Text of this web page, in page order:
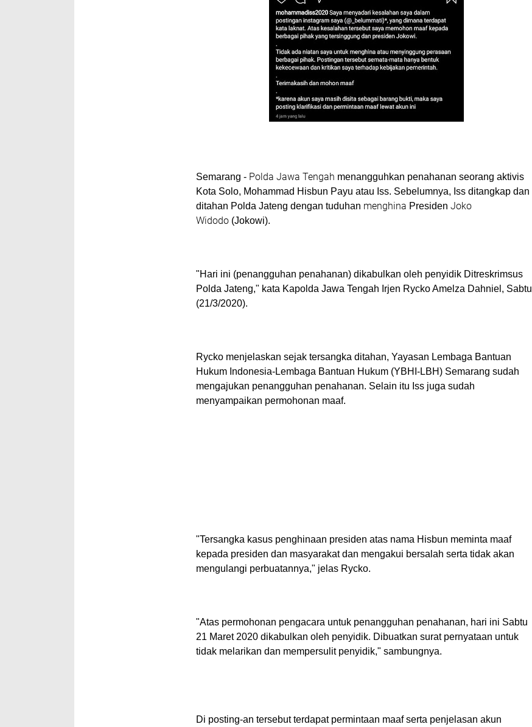
Semarang - Polda Jawa Tengah menangguhkan penahanan seorang aktivis
Kota Solo, Mohammad Hisbun Payu atau Iss. Sebelumnya, Iss ditangkap dan
ditahan Polda Jateng dengan tuduhan menghina Presiden Joko
Widodo (Jokowi).
"Hari ini (penangguhan penahanan) dikabulkan oleh penyidik Ditreskrimsus
Polda Jateng," kata Kapolda Jawa Tengah Irjen Rycko Amelza Dahniel, Sabtu
(21/3/2020).
Rycko menjelaskan sejak tersangka ditahan, Yayasan Lembaga Bantuan
Hukum Indonesia-Lembaga Bantuan Hukum (YBHI-LBH) Semarang sudah
mengajukan penangguhan penahanan. Selain itu Iss juga sudah
menyampaikan permohonan maaf.
"Tersangka kasus penghinaan presiden atas nama Hisbun meminta maaf
kepada presiden dan masyarakat dan mengakui bersalah serta tidak akan
mengulangi perbuatannya," jelas Rycko.
"Atas permohonan pengacara untuk penangguhan penahanan, hari ini Sabtu
21 Maret 2020 dikabulkan oleh penyidik. Dibuatkan surat pernyataan untuk
tidak melarikan dan mempersulit penyidik," sambungnya.
Di posting-an tersebut terdapat permintaan maaf serta penjelasan akun